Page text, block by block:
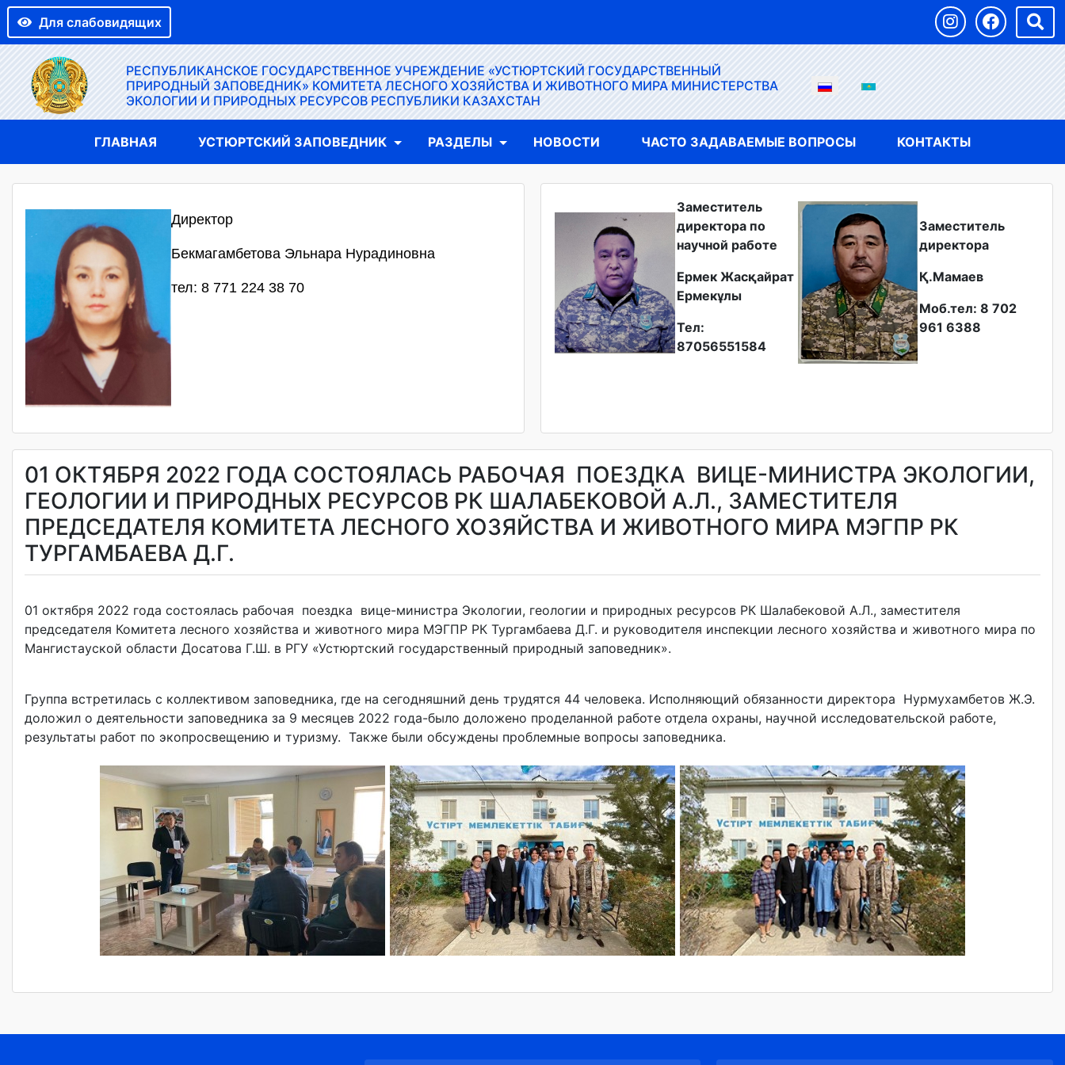
Для слабовидящих
РЕСПУБЛИКАНСКОЕ ГОСУДАРСТВЕННОЕ УЧРЕЖДЕНИЕ «УСТЮРТСКИЙ ГОСУДАРСТВЕННЫЙ
ПРИРОДНЫЙ ЗАПОВЕДНИК» КОМИТЕТА ЛЕСНОГО ХОЗЯЙСТВА И ЖИВОТНОГО МИРА МИНИСТЕРСТВА
ЭКОЛОГИИ И ПРИРОДНЫХ РЕСУРСОВ РЕСПУБЛИКИ КАЗАХСТАН
ГЛАВНАЯ УСТЮРТСКИЙ ЗАПОВЕДНИК РАЗДЕЛЫ НОВОСТИ ЧАСТО ЗАДАВАЕМЫЕ ВОПРОСЫ КОНТАКТЫ
Директор
Бекмагамбетова Эльнара Нурадиновна
тел: 8 771 224 38 70
Заместитель
директора по
научной работе
Ермек Жасқайрат
Ермекұлы
Тел:
87056551584
Заместитель
директора
Қ.Мамаев
Моб.тел: 8 702
961 6388
01 ОКТЯБРЯ 2022 ГОДА СОСТОЯЛАСЬ РАБОЧАЯ ПОЕЗДКА ВИЦЕ-МИНИСТРА ЭКОЛОГИИ,
ГЕОЛОГИИ И ПРИРОДНЫХ РЕСУРСОВ РК ШАЛАБЕКОВОЙ А.Л., ЗАМЕСТИТЕЛЯ
ПРЕДСЕДАТЕЛЯ КОМИТЕТА ЛЕСНОГО ХОЗЯЙСТВА И ЖИВОТНОГО МИРА МЭГПР РК
ТУРГАМБАЕВА Д.Г.
01 октября 2022 года состоялась рабочая поездка вице-министра Экологии, геологии и природных ресурсов РК Шалабековой А.Л., заместителя
председателя Комитета лесного хозяйства и животного мира МЭГПР РК Тургамбаева Д.Г. и руководителя инспекции лесного хозяйства и животного мира по
Мангистауской области Досатова Г.Ш. в РГУ «Устюртский государственный природный заповедник».
Группа встретилась с коллективом заповедника, где на сегодняшний день трудятся 44 человека. Исполняющий обязанности директора Нурмухамбетов Ж.Э.
доложил о деятельности заповедника за 9 месяцев 2022 года-было доложено проделанной работе отдела охраны, научной исследовательской работе,
результаты работ по экопросвещению и туризму. Также были обсуждены проблемные вопросы заповедника.